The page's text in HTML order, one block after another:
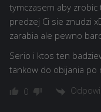
tymczasem aby
predzej Ci sie znudzi
zarabia ale pewno
Serio i ktos ten
tankow do obijania po
0